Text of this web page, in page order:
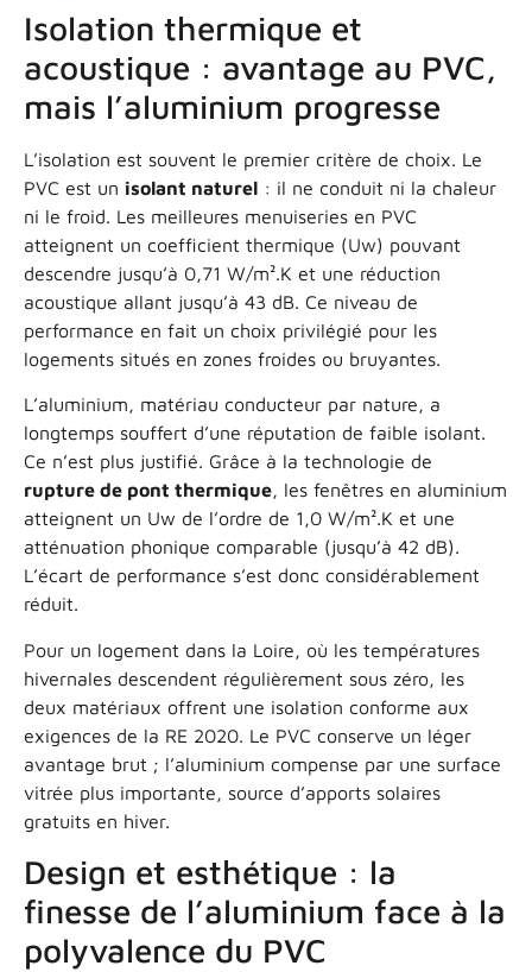
Isolation thermique et
acoustique : avantage au PVC,
mais l’aluminium progresse
L’isolation est souvent le premier critère de choix. Le
PVC est un isolant naturel : il ne conduit ni la chaleur
ni le froid. Les meilleures menuiseries en PVC
atteignent un coefficient thermique (Uw) pouvant
descendre jusqu’à 0,71 W/m².K et une réduction
acoustique allant jusqu’à 43 dB. Ce niveau de
performance en fait un choix privilégié pour les
logements situés en zones froides ou bruyantes.
L’aluminium, matériau conducteur par nature, a
longtemps souffert d’une réputation de faible isolant.
Ce n’est plus justifié. Grâce à la technologie de
rupture de pont thermique, les fenêtres en aluminium
atteignent un Uw de l’ordre de 1,0 W/m².K et une
atténuation phonique comparable (jusqu’à 42 dB).
L’écart de performance s’est donc considérablement
réduit.
Pour un logement dans la Loire, où les températures
hivernales descendent régulièrement sous zéro, les
deux matériaux offrent une isolation conforme aux
exigences de la RE 2020. Le PVC conserve un léger
avantage brut ; l’aluminium compense par une surface
vitrée plus importante, source d’apports solaires
gratuits en hiver.
Design et esthétique : la
finesse de l’aluminium face à la
polyvalence du PVC